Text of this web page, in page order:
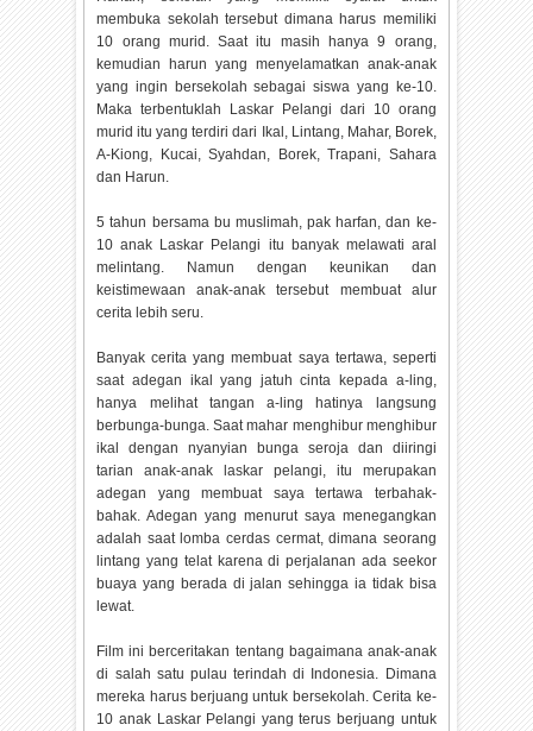
membuka sekolah tersebut dimana harus memiliki
10 orang murid. Saat itu masih hanya 9 orang,
kemudian harun yang menyelamatkan anak-anak
yang ingin bersekolah sebagai siswa yang ke-10.
Maka terbentuklah Laskar Pelangi dari 10 orang
murid itu yang terdiri dari Ikal, Lintang, Mahar, Borek,
A-Kiong, Kucai, Syahdan, Borek, Trapani, Sahara
dan Harun.
5 tahun bersama bu muslimah, pak harfan, dan ke-
10 anak Laskar Pelangi itu banyak melawati aral
melintang. Namun dengan keunikan dan
keistimewaan anak-anak tersebut membuat alur
cerita lebih seru.
Banyak cerita yang membuat saya tertawa, seperti
saat adegan ikal yang jatuh cinta kepada a-ling,
hanya melihat tangan a-ling hatinya langsung
berbunga-bunga. Saat mahar menghibur menghibur
ikal dengan nyanyian bunga seroja dan diiringi
tarian anak-anak laskar pelangi, itu merupakan
adegan yang membuat saya tertawa terbahak-
bahak. Adegan yang menurut saya menegangkan
adalah saat lomba cerdas cermat, dimana seorang
lintang yang telat karena di perjalanan ada seekor
buaya yang berada di jalan sehingga ia tidak bisa
lewat.
Film ini berceritakan tentang bagaimana anak-anak
di salah satu pulau terindah di Indonesia. Dimana
mereka harus berjuang untuk bersekolah. Cerita ke-
10 anak Laskar Pelangi yang terus berjuang untuk